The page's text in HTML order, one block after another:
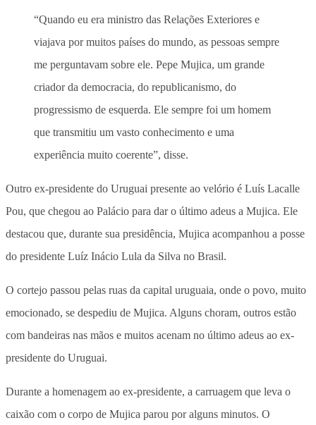
“Quando eu era ministro das Relações Exteriores e
viajava por muitos países do mundo, as pessoas sempre
me perguntavam sobre ele. Pepe Mujica, um grande
criador da democracia, do republicanismo, do
progressismo de esquerda. Ele sempre foi um homem
que transmitiu um vasto conhecimento e uma
experiência muito coerente”, disse.
Outro ex-presidente do Uruguai presente ao velório é Luís Lacalle
Pou, que chegou ao Palácio para dar o último adeus a Mujica. Ele
destacou que, durante sua presidência, Mujica acompanhou a posse
do presidente Luíz Inácio Lula da Silva no Brasil.
O cortejo passou pelas ruas da capital uruguaia, onde o povo, muito
emocionado, se despediu de Mujica. Alguns choram, outros estão
com bandeiras nas mãos e muitos acenam no último adeus ao ex-
presidente do Uruguai.
Durante a homenagem ao ex-presidente, a carruagem que leva o
caixão com o corpo de Mujica parou por alguns minutos. O